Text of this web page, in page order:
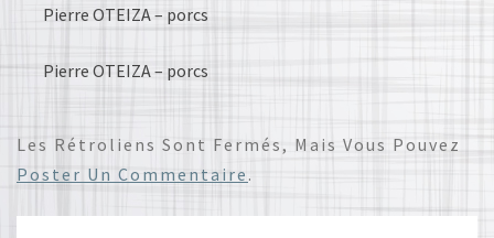
Pierre OTEIZA – porcs
Pierre OTEIZA – porcs
Les Rétroliens Sont Fermés, Mais Vous Pouvez
Poster Un Commentaire .